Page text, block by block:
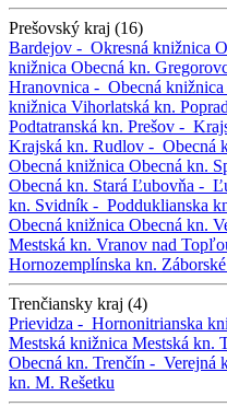
Prešovský kraj (16)
Bardejov - Okresná knižnica
knižnica Obecná kn.
Hranovnica - Obecná knižnica
knižnica Vihorlatská kn.
Podtatranská kn. Prešov -
Krajská kn. Rudlov - Obecná
Obecná knižnica Obecná kn.
Obecná kn. Stará Ľubovňa -
kn. Svidník - Podduklianska
Obecná knižnica Obecná kn.
Mestská kn. Vranov nad
Hornozemplínska kn.
Trenčiansky kraj (4)
Prievidza - Hornonitrianska
Mestská knižnica Mestská kn.
Obecná kn. Trenčín - Verejná
kn. M. Rešetku